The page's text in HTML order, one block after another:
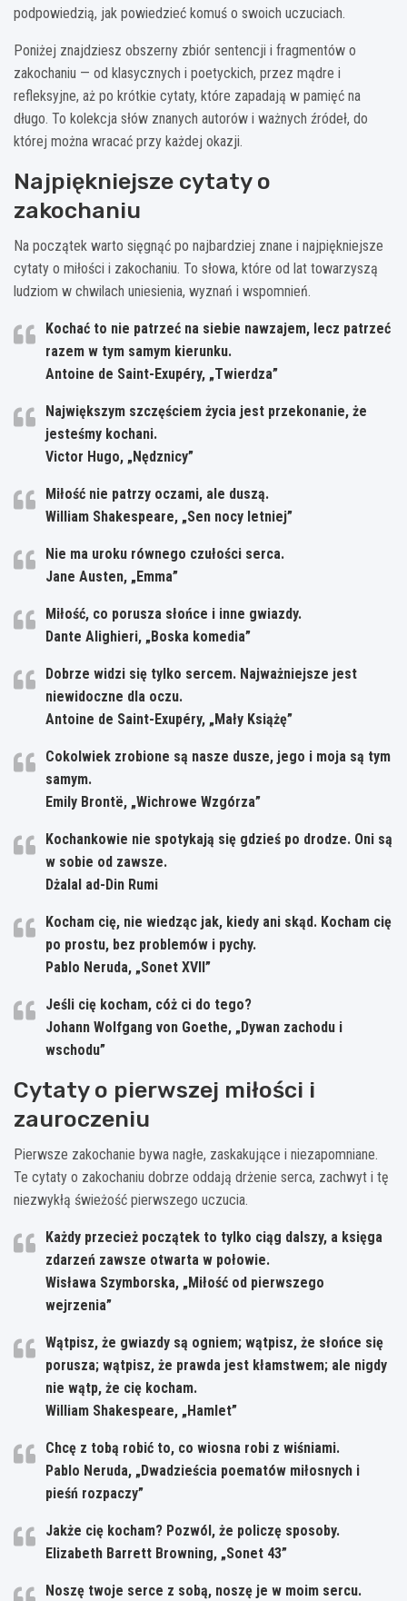
podpowiedzią, jak powiedzieć komuś o swoich uczuciach.
Poniżej znajdziesz obszerny zbiór sentencji i fragmentów o
zakochaniu — od klasycznych i poetyckich, przez mądre i
refleksyjne, aż po krótkie cytaty, które zapadają w pamięć na
długo. To kolekcja słów znanych autorów i ważnych źródeł, do
której można wracać przy każdej okazji.
Najpiękniejsze cytaty o
zakochaniu
Na początek warto sięgnąć po najbardziej znane i najpiękniejsze
cytaty o miłości i zakochaniu. To słowa, które od lat towarzyszą
ludziom w chwilach uniesienia, wyznań i wspomnień.
Kochać to nie patrzeć na siebie nawzajem, lecz patrzeć
razem w tym samym kierunku.
Antoine de Saint-Exupéry, „Twierdza”
Największym szczęściem życia jest przekonanie, że
jesteśmy kochani.
Victor Hugo, „Nędznicy”
Miłość nie patrzy oczami, ale duszą.
William Shakespeare, „Sen nocy letniej”
Nie ma uroku równego czułości serca.
Jane Austen, „Emma”
Miłość, co porusza słońce i inne gwiazdy.
Dante Alighieri, „Boska komedia”
Dobrze widzi się tylko sercem. Najważniejsze jest
niewidoczne dla oczu.
Antoine de Saint-Exupéry, „Mały Książę”
Cokolwiek zrobione są nasze dusze, jego i moja są tym
samym.
Emily Brontë, „Wichrowe Wzgórza”
Kochankowie nie spotykają się gdzieś po drodze. Oni są
w sobie od zawsze.
Dżalal ad-Din Rumi
Kocham cię, nie wiedząc jak, kiedy ani skąd. Kocham cię
po prostu, bez problemów i pychy.
Pablo Neruda, „Sonet XVII”
Jeśli cię kocham, cóż ci do tego?
Johann Wolfgang von Goethe, „Dywan zachodu i
wschodu”
Cytaty o pierwszej miłości i
zauroczeniu
Pierwsze zakochanie bywa nagłe, zaskakujące i niezapomniane.
Te cytaty o zakochaniu dobrze oddają drżenie serca, zachwyt i tę
niezwykłą świeżość pierwszego uczucia.
Każdy przecież początek to tylko ciąg dalszy, a księga
zdarzeń zawsze otwarta w połowie.
Wisława Szymborska, „Miłość od pierwszego
wejrzenia”
Wątpisz, że gwiazdy są ogniem; wątpisz, że słońce się
porusza; wątpisz, że prawda jest kłamstwem; ale nigdy
nie wątp, że cię kocham.
William Shakespeare, „Hamlet”
Chcę z tobą robić to, co wiosna robi z wiśniami.
Pablo Neruda, „Dwadzieścia poematów miłosnych i
pieśń rozpaczy”
Jakże cię kocham? Pozwól, że policzę sposoby.
Elizabeth Barrett Browning, „Sonet 43”
Noszę twoje serce z sobą, noszę je w moim sercu.